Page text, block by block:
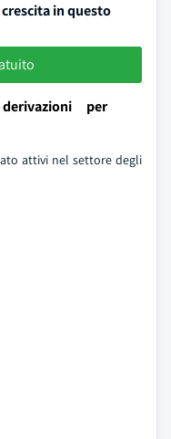
in questo
per
attivi nel settore degli